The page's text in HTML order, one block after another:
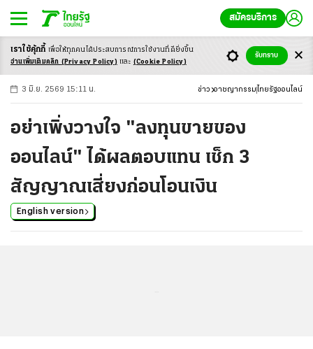
สมัครบริการ
-ก ก ก+
3 มิ.ย. 2569 15:11 น. ข่าว อาชญากรรม ไทยรัฐออนไลน์
อย่าเพิ่งวางใจ "ลงทุนขายของ
ออนไลน์" ได้ผลตอบแทน เช็ก 3
สัญญาณเสี่ยงก่อนโอนเงิน
English version
เราใช้คุ้กกี้ เพื่อให้ทุกคนได้ประสบการณ์การใช้งานที่ดียิ่งขึ้น
อ่านเพิ่มเติมคลิก (Privacy Policy) และ (Cookie Policy)
รับทราบ